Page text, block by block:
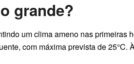
grande?
um clima ameno nas primeiras
com máxima prevista de 25°C.